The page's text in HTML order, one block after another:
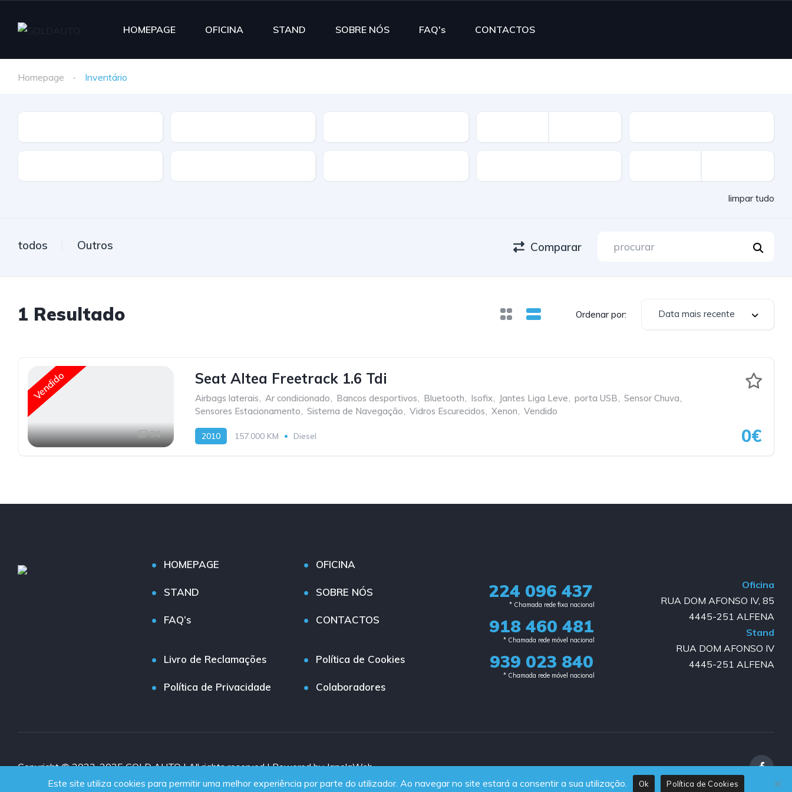
HOMEPAGE OFICINA STAND SOBRE NÓS FAQ's CONTACTOS
Homepage Inventário
limpar tudo
todos Outros Comparar
1 Resultado Ordenar por: Data mais recente
Vendido
34
Seat Altea Freetrack 1.6 Tdi
Airbags laterais, Ar condicionado, Bancos desportivos, Bluetooth, Isofix, Jantes Liga Leve, porta USB, Sensor Chuva,
Sensores Estacionamento, Sistema de Navegação, Vidros Escurecidos, Xenon, Vendido
2010 157.000 KM Diesel 0€
HOMEPAGE OFICINA
STAND SOBRE NÓS
FAQ’s CONTACTOS
Livro de Reclamações Política de Cookies
Política de Privacidade Colaboradores
224 096 437
* Chamada rede fixa nacional​
918 460 481
* Chamada rede móvel nacional
939 023 840​
* Chamada rede móvel nacional
Oficina
RUA DOM AFONSO IV, 85
4445-251 ALFENA
Stand
RUA DOM AFONSO IV
4445-251 ALFENA
Copyright © 2023-2025 GOLD AUTO | All rights reserved | Powered by JanelaWeb
Este site utiliza cookies para permitir uma melhor experiência por parte do utilizador. Ao navegar no site estará a consentir a sua utilização.
Ok Política de Cookies